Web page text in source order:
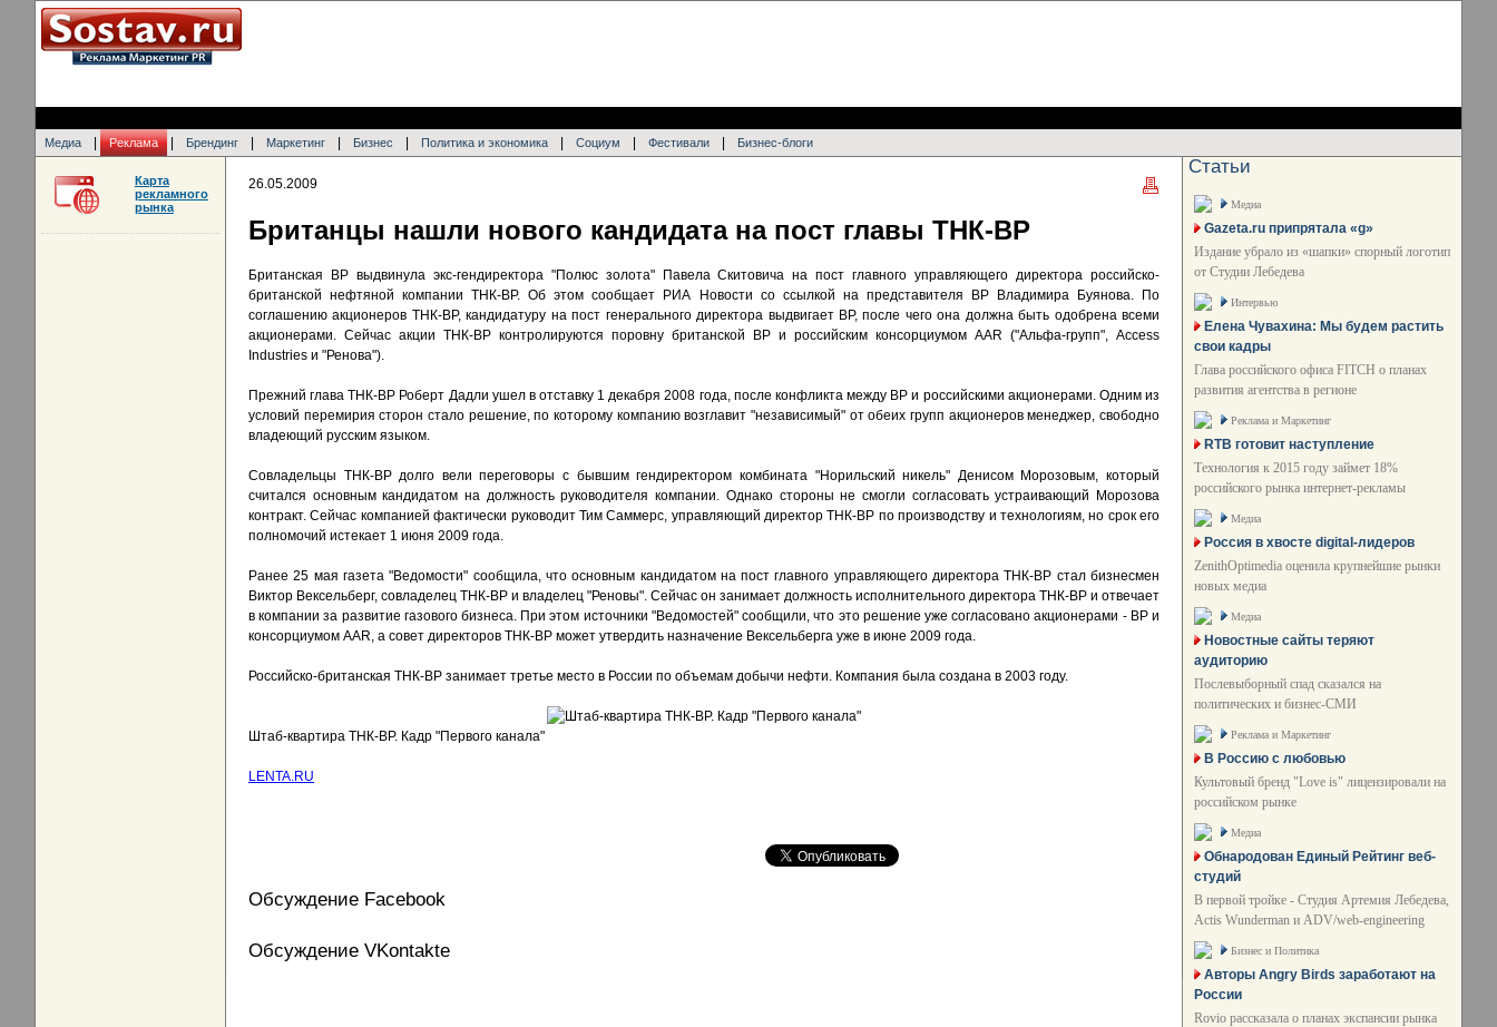
Медиа Реклама Брендинг Маркетинг Бизнес Политика и экономика Социум Фестивали Бизнес-блоги
26.05.2009
Британцы нашли нового кандидата на пост главы ТНК-ВР
Британская BP выдвинула экс-гендиректора "Полюс золота" Павела Скитовича на пост главного управляющего директора российско-
британской нефтяной компании ТНК-BP. Об этом сообщает РИА Новости со ссылкой на представителя ВР Владимира Буянова. По
соглашению акционеров ТНК-ВР, кандидатуру на пост генерального директора выдвигает ВР, после чего она должна быть одобрена всеми
акционерами. Сейчас акции ТНК-BP контролируются поровну британской BP и российским консорциумом AAR ("Альфа-групп", Access
Industries и "Ренова").
Прежний глава ТНК-ВР Роберт Дадли ушел в отставку 1 декабря 2008 года, после конфликта между BP и российскими акционерами. Одним из
условий перемирия сторон стало решение, по которому компанию возглавит "независимый" от обеих групп акционеров менеджер, свободно
владеющий русским языком.
Совладельцы ТНК-ВР долго вели переговоры с бывшим гендиректором комбината "Норильский никель" Денисом Морозовым, который
считался основным кандидатом на должность руководителя компании. Однако стороны не смогли согласовать устраивающий Морозова
контракт. Сейчас компанией фактически руководит Тим Саммерс, управляющий директор ТНК-ВР по производству и технологиям, но срок его
полномочий истекает 1 июня 2009 года.
Ранее 25 мая газета "Ведомости" сообщила, что основным кандидатом на пост главного управляющего директора ТНК-BP стал бизнесмен
Виктор Вексельберг, совладелец ТНК-BP и владелец "Реновы". Сейчас он занимает должность исполнительного директора ТНК-BP и отвечает
в компании за развитие газового бизнеса. При этом источники "Ведомостей" сообщили, что это решение уже согласовано акционерами - BP и
консорциумом AAR, а совет директоров ТНК-BP может утвердить назначение Вексельберга уже в июне 2009 года.
Российско-британская ТНК-BP занимает третье место в России по объемам добычи нефти. Компания была создана в 2003 году.
Штаб-квартира ТНК-ВР. Кадр "Первого канала"
LENTA.RU
Обсуждение Facebook
Обсуждение VKontakte
Карта
рекламного
рынка
Статьи
Медиа
Gazeta.ru припрятала «g»
Издание убрало из «шапки» спорный логотип
от Студии Лебедева
Интервью
Елена Чувахина: Мы будем растить
свои кадры
Глава российского офиса FITCH о планах
развития агентства в регионе
Реклама и Маркетинг
RTB готовит наступление
Технология к 2015 году займет 18%
российского рынка интернет-рекламы
Медиа
Россия в хвосте digital-лидеров
ZenithOptimedia оценила крупнейшие рынки
новых медиа
Медиа
Новостные сайты теряют
аудиторию
Послевыборный спад сказался на
политических и бизнес-СМИ
Реклама и Маркетинг
В Россию с любовью
Культовый бренд "Love is" лицензировали на
российском рынке
Медиа
Обнародован Единый Рейтинг веб-
студий
В первой тройке - Студия Артемия Лебедева,
Actis Wunderman и ADV/web-engineering
Бизнес и Политика
Авторы Angry Birds заработают на
России
Rovio рассказала о планах экспансии рынка